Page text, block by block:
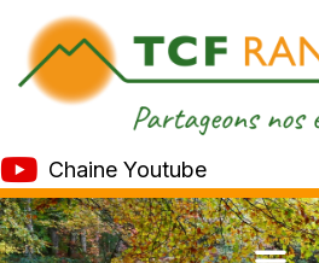
Chaine Youtube